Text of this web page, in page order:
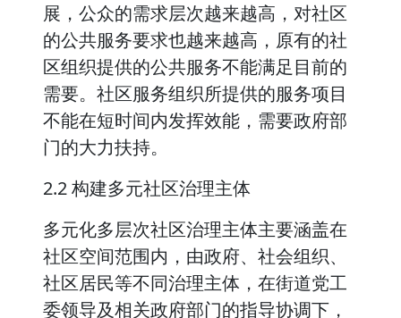
展，公众的需求层次越来越高，对社区
的公共服务要求也越来越高，原有的社
区组织提供的公共服务不能满足目前的
需要。社区服务组织所提供的服务项目
不能在短时间内发挥效能，需要政府部
门的大力扶持。
2.2 构建多元社区治理主体
多元化多层次社区治理主体主要涵盖在
社区空间范围内，由政府、社会组织、
社区居民等不同治理主体，在街道党工
委领导及相关政府部门的指导协调下，